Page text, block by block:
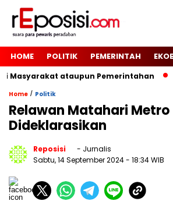
HOME POLITIK PEMERINTAH
ataupun Pemerintahan
Home / Politik
Relawan Matahari Metro
Dideklarasikan
Reposisi
- Jurnalis
Sabtu, 14 September 2024- 18:34 WIB